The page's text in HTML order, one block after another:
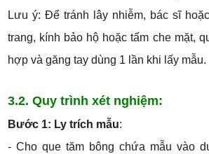
Lưu ý: Để tránh lây nhiễm, bác sĩ
trang, kính bảo hộ hoặc tấm che mặt,
hợp và găng tay dùng 1 lần khi lấy mẫu.
3.2. Quy trình xét nghiệm:
Bước 1: Ly trích mẫu:
- Cho que tăm bông chứa mẫu vào